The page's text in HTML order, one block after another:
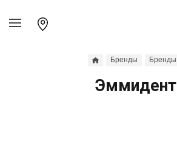
Бренды Бренды
Эммидент